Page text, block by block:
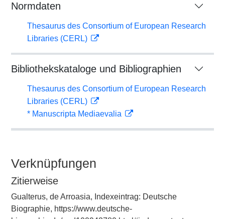
Normdaten
Thesaurus des Consortium of European Research
Libraries (CERL)
Bibliothekskataloge und Bibliographien
Thesaurus des Consortium of European Research
Libraries (CERL)
* Manuscripta Mediaevalia
Verknüpfungen
Zitierweise
Gualterus, de Arroasia, Indexeintrag: Deutsche
Biographie, https://www.deutsche-